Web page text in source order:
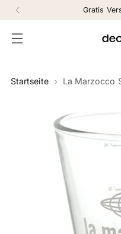
Gratis
Startseite La Marzocco